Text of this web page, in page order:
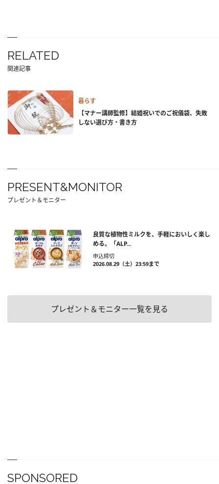
RELATED
関連記事
暮らす
【マナー講師監修】結婚祝いでのご祝儀袋、失敗
しない選び方・書き方
PRESENT&MONITOR
プレゼント＆モニター
良質な植物性ミルクを、手軽においしく楽し
める。「ALP...
申込締切
2026.08.29（土）23:59まで
プレゼント＆モニター一覧を見る
SPONSORED